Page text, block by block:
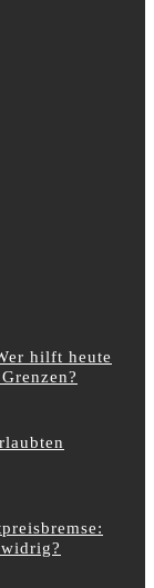
hilft heute